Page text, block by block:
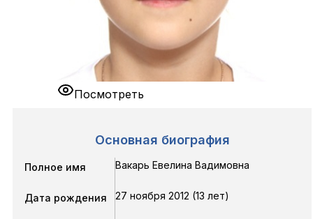
Посмотреть
Основная биография
Полное имя Вакарь Евелина Вадимовна
Дата рождения 27 ноября 2012 (13 лет)